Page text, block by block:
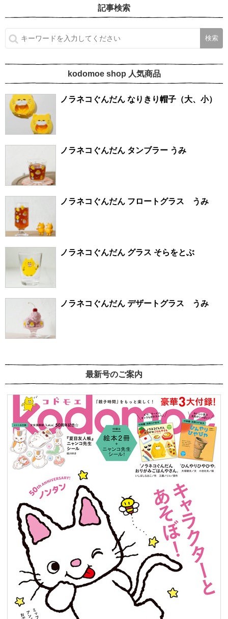
記事検索
kodomoe shop 人気商品
ノラネコぐんだん なりきり帽子（大、小）
ノラネコぐんだん タンブラー うみ
ノラネコぐんだん フロートグラス うみ
ノラネコぐんだん グラス そらをとぶ
ノラネコぐんだん デザートグラス うみ
最新号のご案内